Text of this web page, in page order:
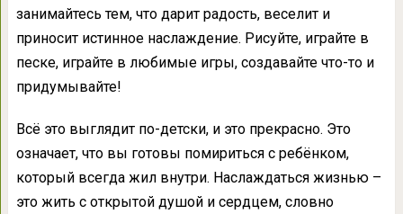
занимайтесь тем, что дарит радость, веселит и
приносит истинное наслаждение. Рисуйте, играйте в
песке, играйте в любимые игры, создавайте что-то и
придумывайте!
Всё это выглядит по-детски, и это прекрасно. Это
означает, что вы готовы помириться с ребёнком,
который всегда жил внутри. Наслаждаться жизнью –
это жить с открытой душой и сердцем, словно